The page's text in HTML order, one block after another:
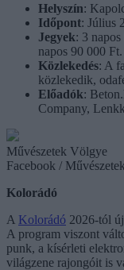
Helyszín:
Időpont: Július
Jegyek: 3
napos 90 000 Ft.
Közlekedés: A
közlekedik,
Előadók:
Company,
Művészetek Völgye
Facebook /
Kolorádó
A Kolorádó 2026-tól
A program viszont
punk, a kísérleti
világzene rajongóit is